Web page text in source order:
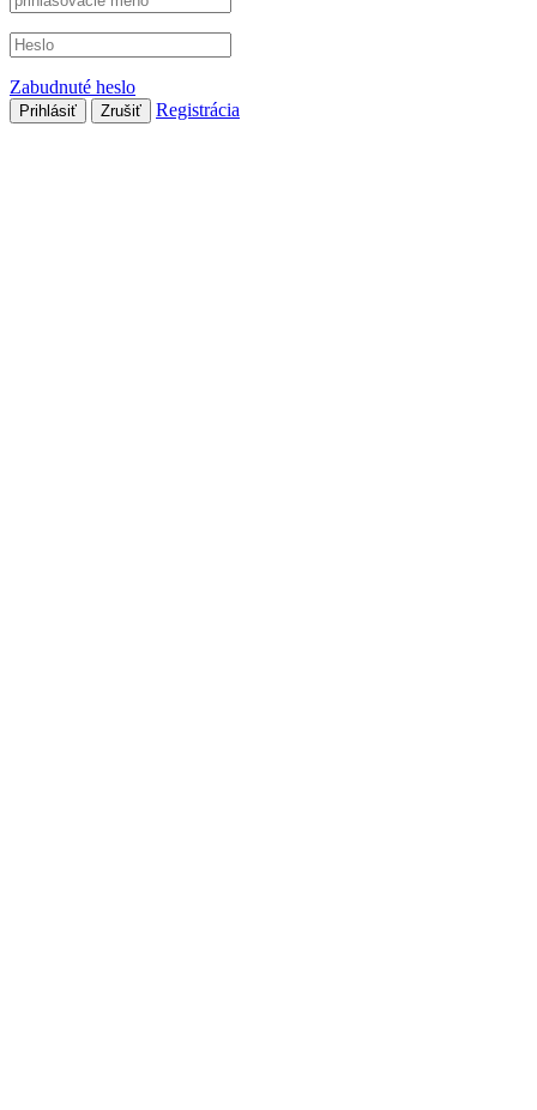
Zabudnuté heslo
Prihlásiť Zrušiť Registrácia